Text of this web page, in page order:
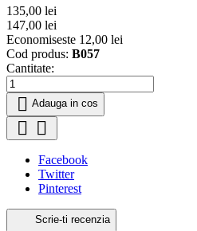
135,00 lei
147,00 lei
Economiseste 12,00 lei
Cod produs: B057
Cantitate:
 Adauga in cos
 
Facebook
Twitter
Pinterest
Scrie-ti recenzia